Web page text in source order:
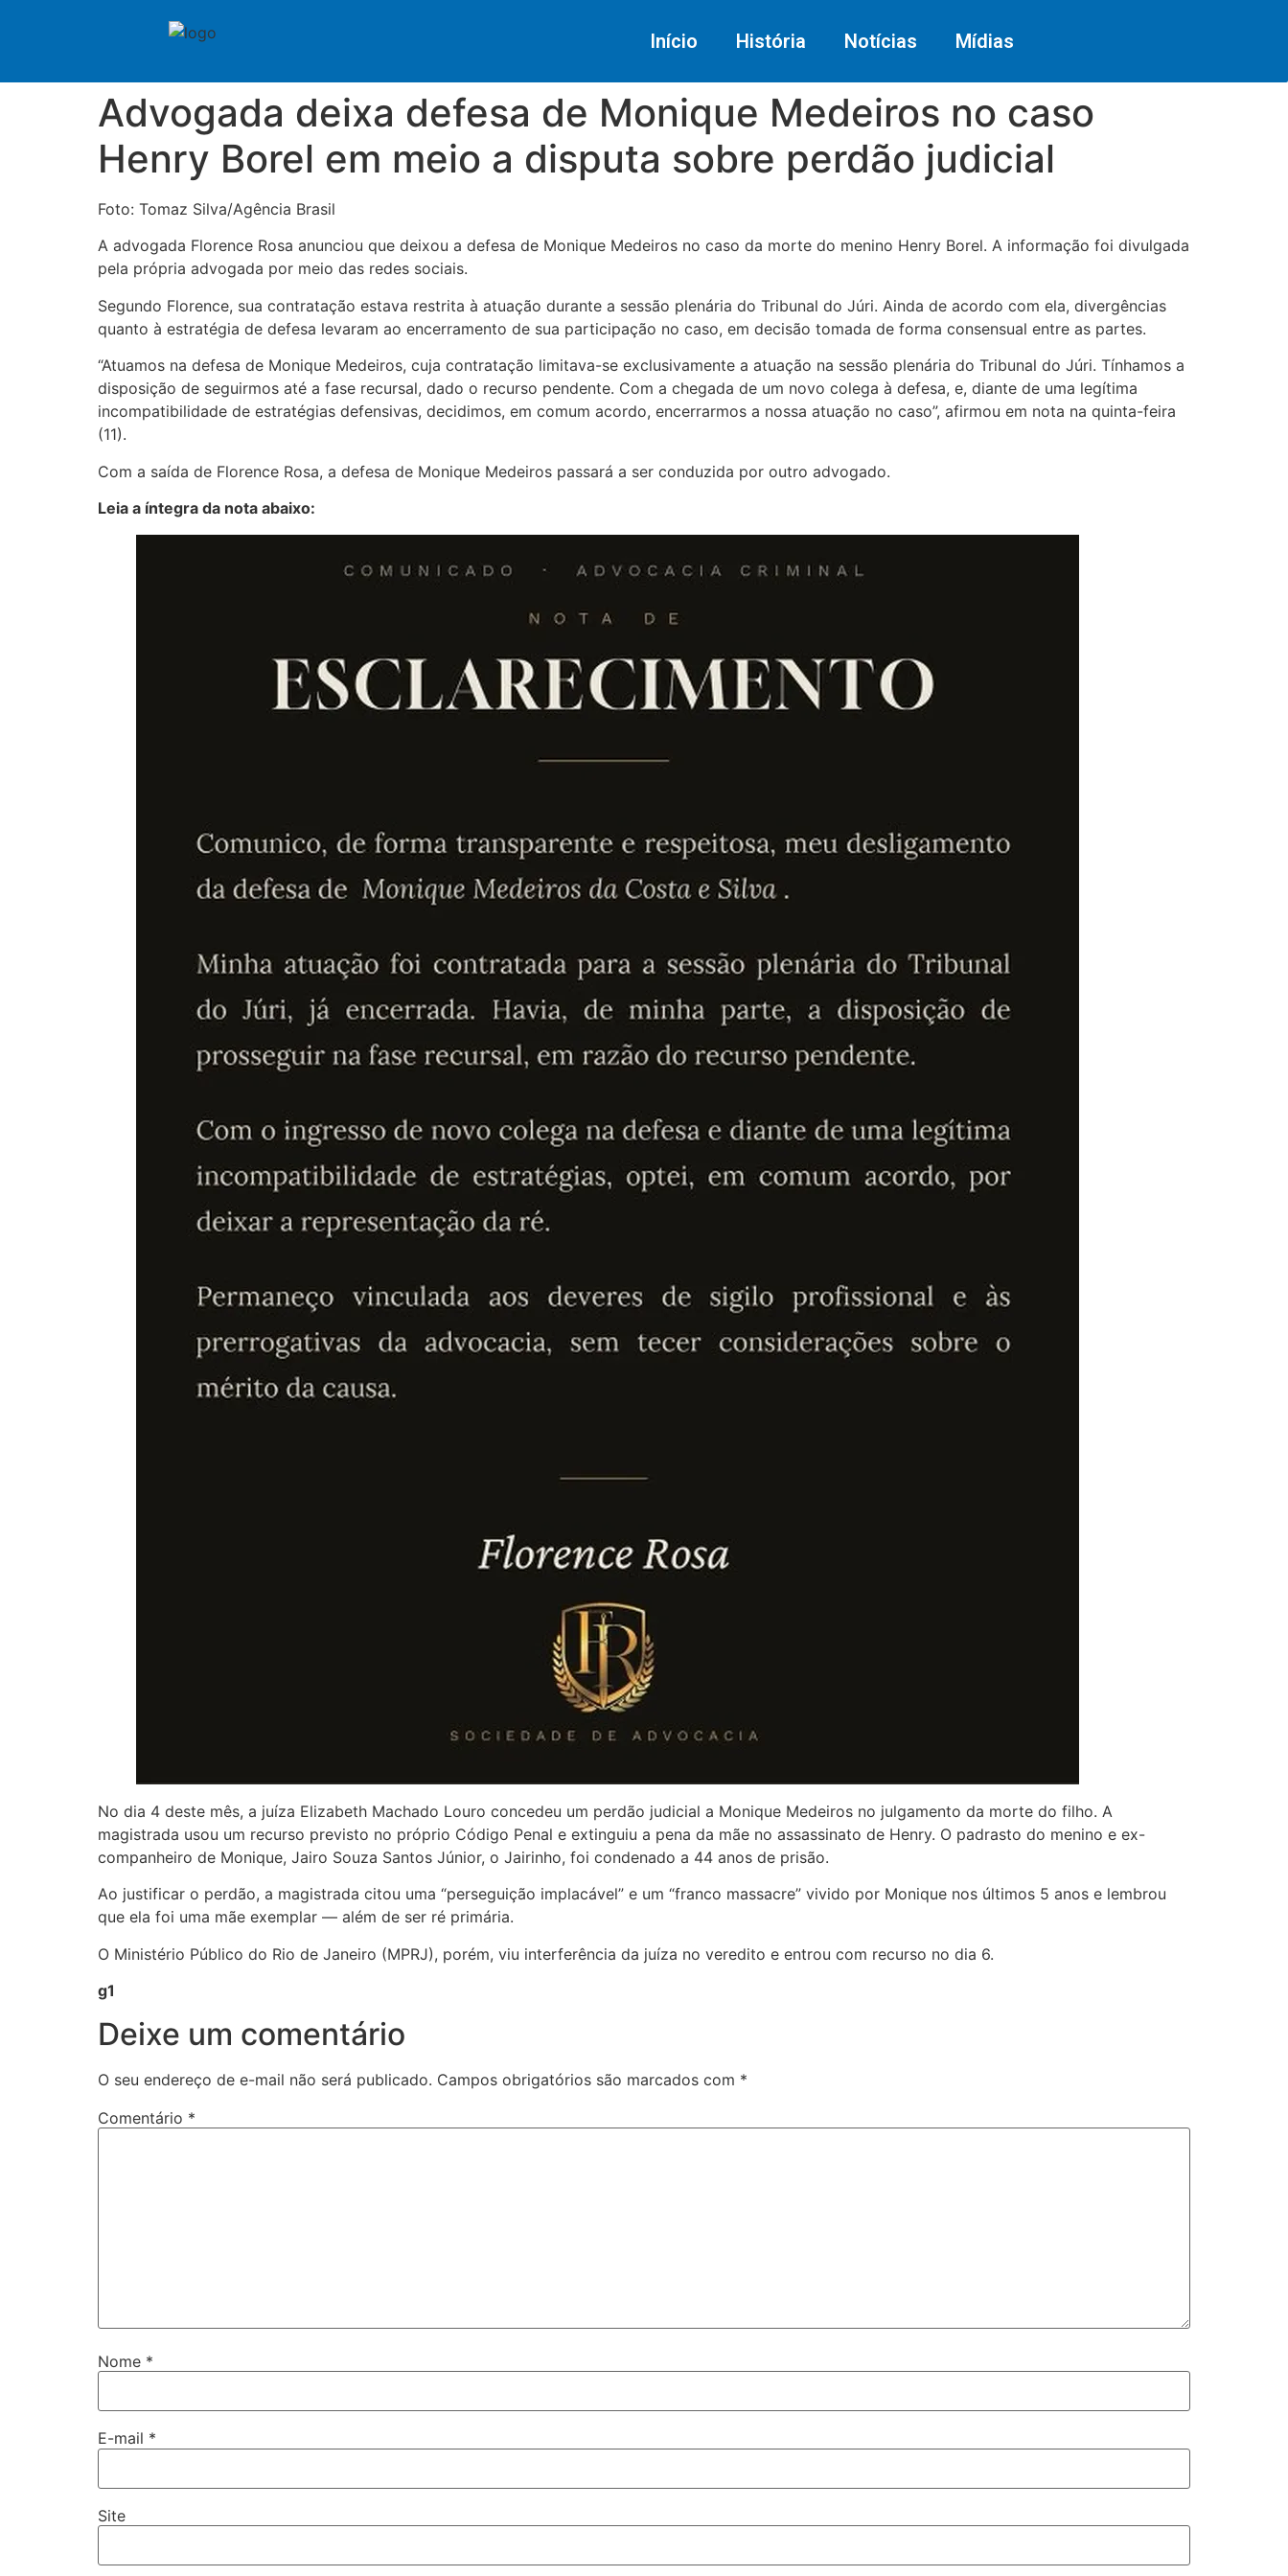
Início História Notícias Mídias
Advogada deixa defesa de Monique Medeiros no caso
Henry Borel em meio a disputa sobre perdão judicial
Foto: Tomaz Silva/Agência Brasil
A advogada Florence Rosa anunciou que deixou a defesa de Monique Medeiros no caso da morte do menino Henry Borel. A informação foi divulgada
pela própria advogada por meio das redes sociais.
Segundo Florence, sua contratação estava restrita à atuação durante a sessão plenária do Tribunal do Júri. Ainda de acordo com ela, divergências
quanto à estratégia de defesa levaram ao encerramento de sua participação no caso, em decisão tomada de forma consensual entre as partes.
“Atuamos na defesa de Monique Medeiros, cuja contratação limitava-se exclusivamente a atuação na sessão plenária do Tribunal do Júri. Tínhamos a
disposição de seguirmos até a fase recursal, dado o recurso pendente. Com a chegada de um novo colega à defesa, e, diante de uma legítima
incompatibilidade de estratégias defensivas, decidimos, em comum acordo, encerrarmos a nossa atuação no caso”, afirmou em nota na quinta-feira
(11).
Com a saída de Florence Rosa, a defesa de Monique Medeiros passará a ser conduzida por outro advogado.
Leia a íntegra da nota abaixo:
No dia 4 deste mês, a juíza Elizabeth Machado Louro concedeu um perdão judicial a Monique Medeiros no julgamento da morte do filho. A
magistrada usou um recurso previsto no próprio Código Penal e extinguiu a pena da mãe no assassinato de Henry. O padrasto do menino e ex-
companheiro de Monique, Jairo Souza Santos Júnior, o Jairinho, foi condenado a 44 anos de prisão.
Ao justificar o perdão, a magistrada citou uma “perseguição implacável” e um “franco massacre” vivido por Monique nos últimos 5 anos e lembrou
que ela foi uma mãe exemplar — além de ser ré primária.
O Ministério Público do Rio de Janeiro (MPRJ), porém, viu interferência da juíza no veredito e entrou com recurso no dia 6.
g1
Deixe um comentário
O seu endereço de e-mail não será publicado. Campos obrigatórios são marcados com *
Comentário *
Nome *
E-mail *
Site